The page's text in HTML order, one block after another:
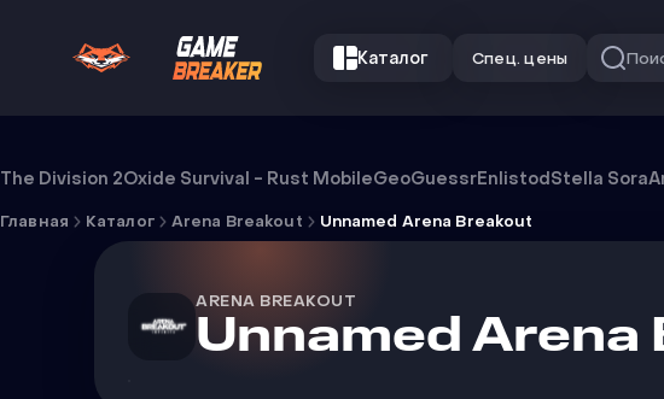
Каталог Спец. цены
The Division 2Oxide Survival - Rust MobileGeoGuessrEnlistodStella Sora
Главная Каталог Arena Breakout Unnamed Arena Breakout
ARENA BREAKOUT
Unnamed Arena